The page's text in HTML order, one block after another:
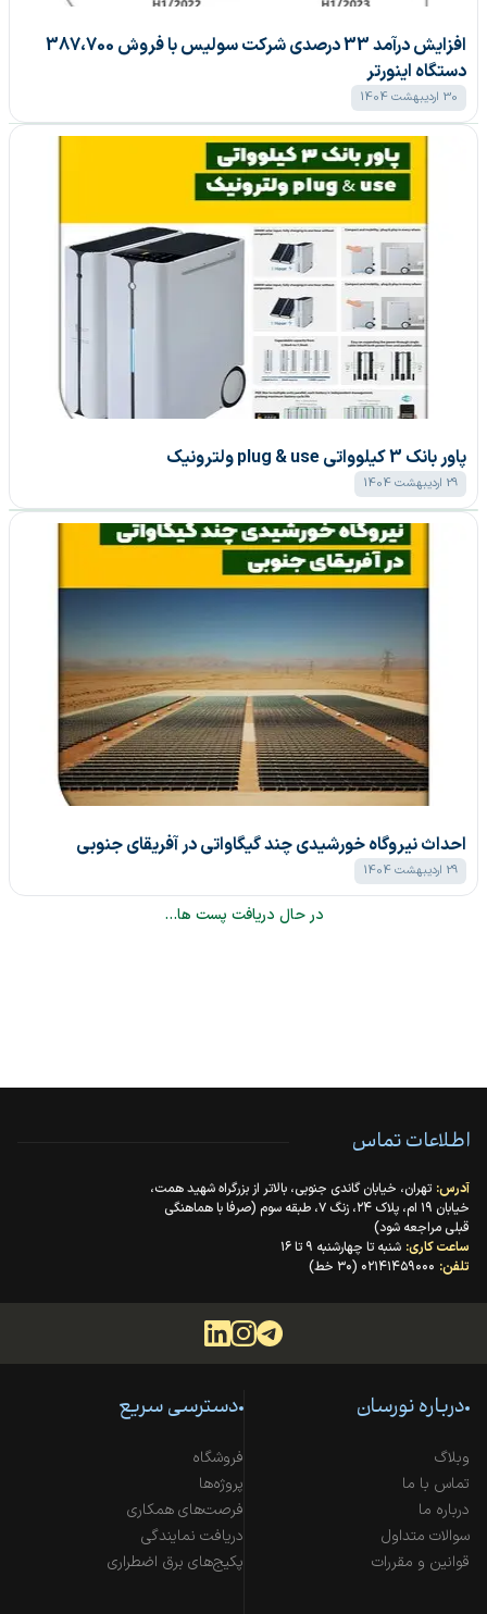
افزایش درآمد 33 درصدی شرکت سولیس با فروش 387،700
دستگاه اینورتر
30 اردیبهشت 1404
پاور بانک 3 کیلوواتی plug & use ولترونیک
29 اردیبهشت 1404
احداث نیروگاه خورشیدی چند گیگاواتی در آفریقای جنوبی
29 اردیبهشت 1404
در حال دریافت پست ها...
اطلاعات تماس
آدرس: تهران، خیابان گاندی جنوبی، بالاتر از بزرگراه شهید همت،
خیابان ۱۹ ام، پلاک ۲۴، زنگ ۷، طبقه سوم (صرفا با هماهنگی
قبلی مراجعه شود)
ساعت کاری: شنبه تا چهارشنبه ۹ تا ۱۶
تلفن: ۰۲۱۴۱۴۵۹۰۰۰ (۳۰ خط)
درباره نورسان
وبلاگ
تماس با ما
درباره ما
سوالات متداول
قوانین و مقررات
دسترسی سریع
فروشگاه
پروژه‌ها
فرصت‌های همکاری
دریافت نمایندگی
پکیج‌های برق اضطراری